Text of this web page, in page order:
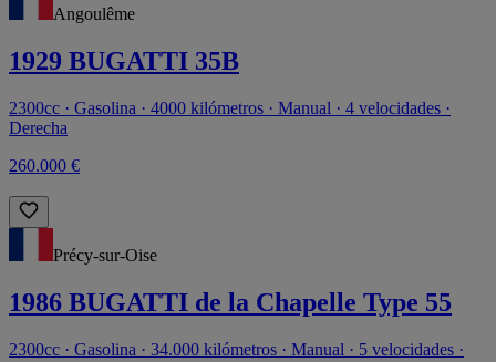
Angoulême
1929 BUGATTI 35B
2300cc · Gasolina · 4000 kilómetros · Manual · 4 velocidades ·
Derecha
260.000 €
Précy-sur-Oise
1986 BUGATTI de la Chapelle Type 55
2300cc · Gasolina · 34.000 kilómetros · Manual · 5 velocidades ·